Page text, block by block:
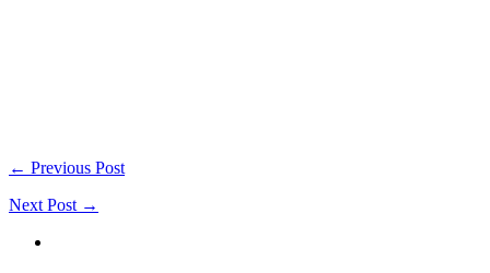
← Previous Post
Next Post →